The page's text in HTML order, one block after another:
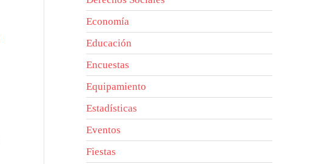
Economía
Educación
Encuestas
Equipamiento
Estadísticas
Eventos
Fiestas